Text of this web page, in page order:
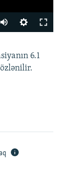
360p
480p
6.1